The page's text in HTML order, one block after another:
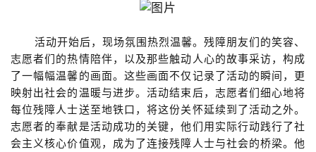
活动开始后，现场氛围热烈温馨。残障朋友们的笑容、
志愿者们的热情陪伴，以及那些触动人心的故事采访，构成
了一幅幅温馨的画面。这些画面不仅记录了活动的瞬间，更
映射出社会的温暖与进步。活动结束后，志愿者们细心地将
每位残障人士送至地铁口，将这份关怀延续到了活动之外。
志愿者的奉献是活动成功的关键，他们用实际行动践行了社
会主义核心价值观，成为了连接残障人士与社会的桥梁。他